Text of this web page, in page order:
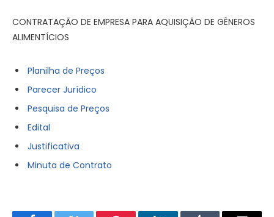
CONTRATAÇÃO DE EMPRESA PARA AQUISIÇÃO DE GÊNEROS
ALIMENTÍCIOS
Planilha de Preços
Parecer Jurídico
Pesquisa de Preços
Edital
Justificativa
Minuta de Contrato